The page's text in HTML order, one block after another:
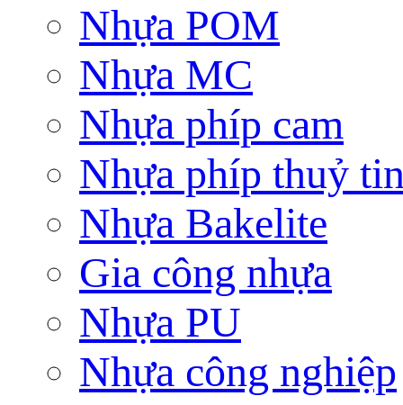
Nhựa POM
Nhựa MC
Nhựa phíp cam
Nhựa phíp thuỷ
Nhựa Bakelite
Gia công nhựa
Nhựa PU
Nhựa công nghiệp